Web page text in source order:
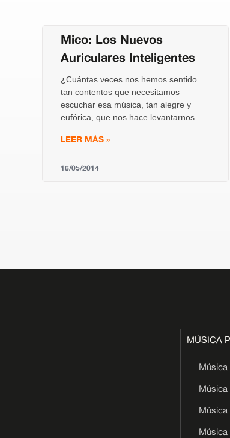
Mico: Los Nuevos
Auriculares Inteligentes
¿Cuántas veces nos hemos sentido
tan contentos que necesitamos
escuchar esa música, tan alegre y
eufórica, que nos hace levantarnos
LEER MÁS »
16/05/2014
MÚSICA
Música